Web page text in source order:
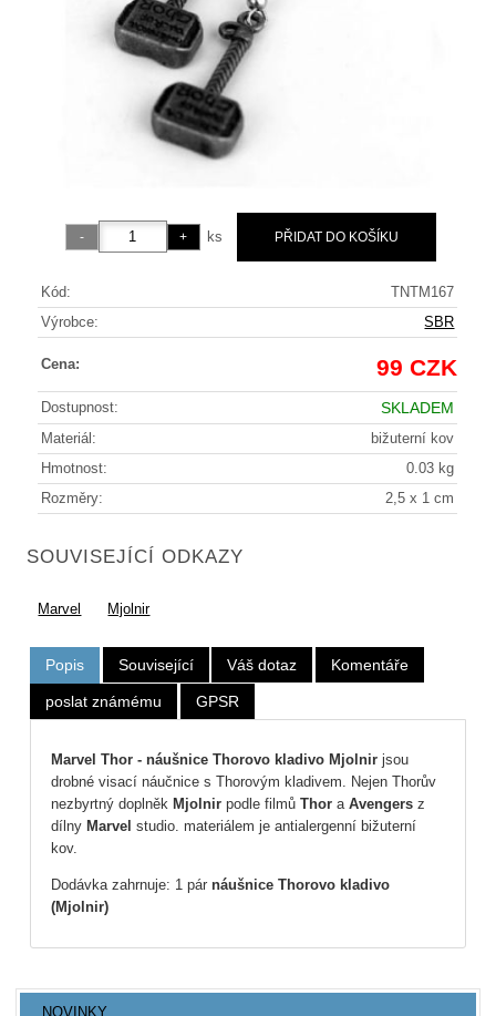
ks
Kód:
TNTM167
Výrobce:
SBR
Cena: 99 CZK
Dostupnost: SKLADEM
Materiál:
bižuterní kov
Hmotnost:
0.03 kg
Rozměry:
2,5 x 1 cm
SOUVISEJÍCÍ ODKAZY
Marvel Mjolnir
Popis Související Váš dotaz Komentáře
poslat známému GPSR
Marvel Thor - náušnice Thorovo kladivo Mjolnirjsou
drobné visací náučnice s Thorovým kladivem. Nejen Thorův
nezbyrtný doplněkMjolnir podle filmůThor aAvengers z
dílnyMarvel studio. materiálem je antialergenní bižuterní
kov.
Dodávka zahrnuje: 1 párnáušnice Thorovo kladivo
(Mjolnir)
NOVINKY